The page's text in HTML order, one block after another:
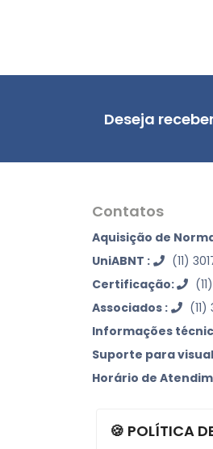
Deseja
Contatos
Aquisição de
UniABNT :
(11)
Certificação:
Associados :
Informações
Suporte para
Horário de
🍪 POLÍTICA